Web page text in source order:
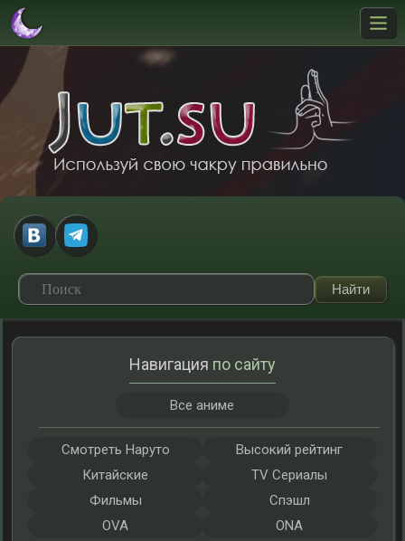
Навигация по сайту
Все аниме
Смотреть Наруто
Высокий рейтинг
Китайские
TV Сериалы
Фильмы
Спэшл
OVA
ONA